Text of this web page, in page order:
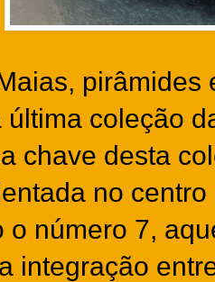
pirâmides
última coleção
chave desta
no
o número 7,
integração